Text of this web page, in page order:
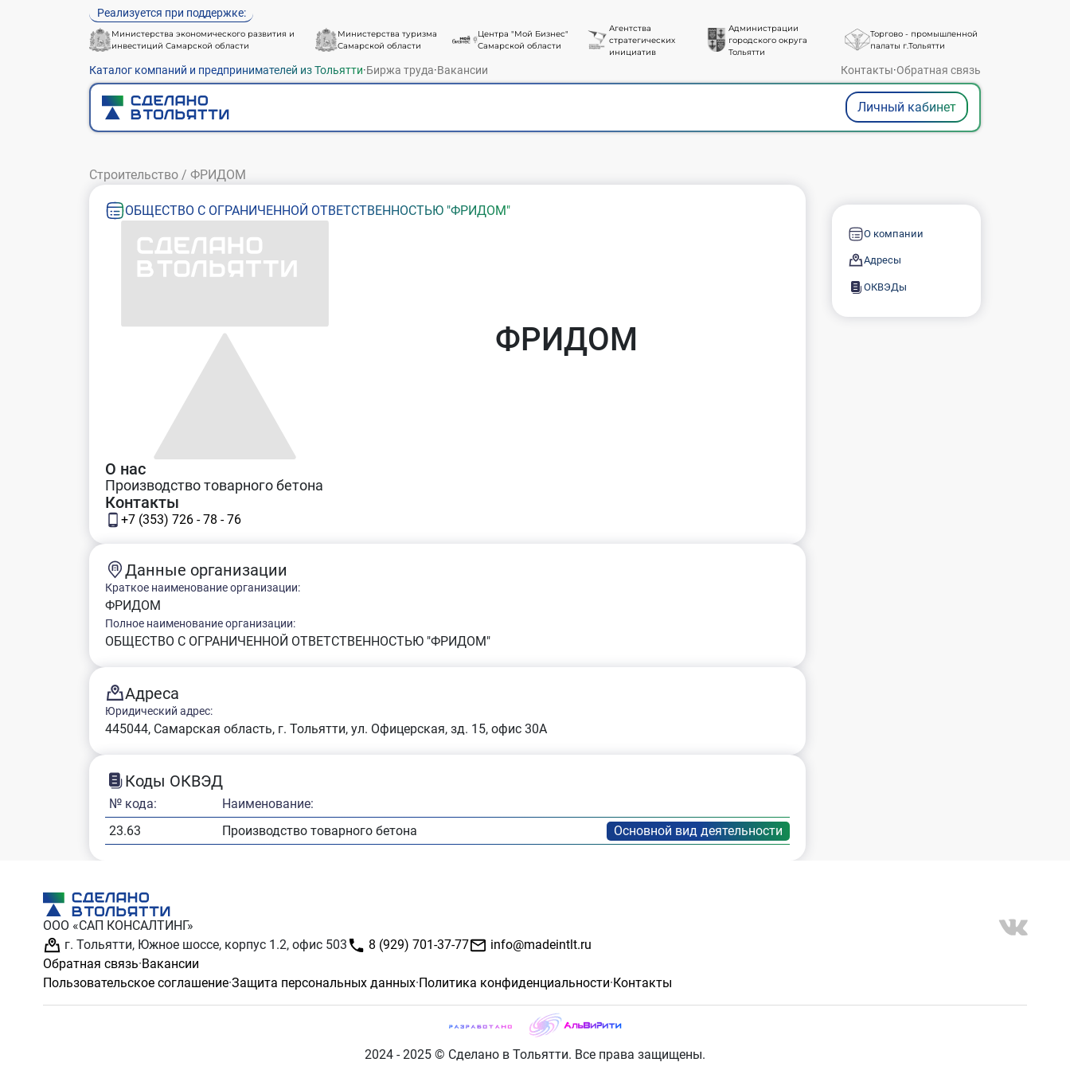
Реализуется при поддержке:
Министерства экономического развития и
инвестиций Самарской области
Министерства туризма
Самарской области
Центра "Мой Бизнес"
Самарской области
Агентства
стратегических
инициатив
Администрации
городского округа
Тольятти
Торгово - промышленной
палаты г.Тольятти
Каталог компаний и предпринимателей из Тольятти·Биржа труда·Вакансии Контакты·Обратная связь
Личный кабинет
Строительство / ФРИДОМ
ОБЩЕСТВО С ОГРАНИЧЕННОЙ ОТВЕТСТВЕННОСТЬЮ "ФРИДОМ"
ФРИДОМ
О нас
Производство товарного бетона
Контакты
+7 (353) 726 - 78 - 76
Данные организации
Краткое наименование организации:
ФРИДОМ
Полное наименование организации:
ОБЩЕСТВО С ОГРАНИЧЕННОЙ ОТВЕТСТВЕННОСТЬЮ "ФРИДОМ"
Адреса
Юридический адрес:
445044, Самарская область, г. Тольятти, ул. Офицерская, зд. 15, офис 30А
Коды ОКВЭД
№ кода:
Наименование:
23.63
Производство товарного бетона
О компании
Адресы
ОКВЭДы
ООО «САП КОНСАЛТИНГ»
г. Тольятти, Южное шоссе, корпус 1.2, офис 503
8 (929) 701-37-77
info@madeintlt.ru
Обратная связь·Вакансии
Пользовательское соглашение·Защита персональных данных·Политика конфиденциальности·Контакты
2024 - 2025 © Сделано в Тольятти. Все права защищены.